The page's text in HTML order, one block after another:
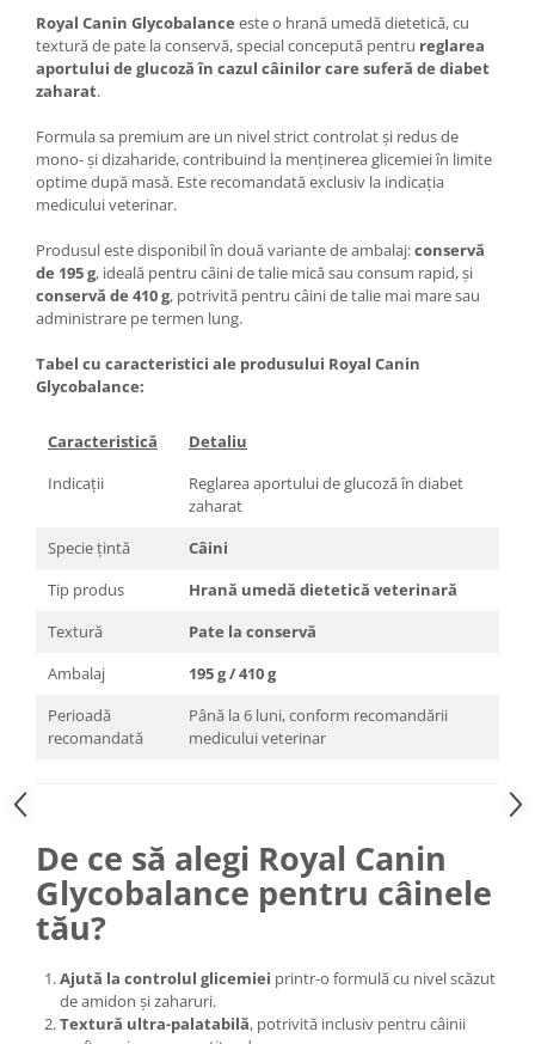
Royal Canin Glycobalance este o hrană umedă dietetică, cu
textură de pate la conservă, special concepută pentru reglarea
aportului de glucoză în cazul câinilor care suferă de diabet
zaharat.
Formula sa premium are un nivel strict controlat și redus de
mono- și dizaharide, contribuind la menținerea glicemiei în limite
optime după masă. Este recomandată exclusiv la indicația
medicului veterinar.
Produsul este disponibil în două variante de ambalaj:conservă
de 195 g, ideală pentru câini de talie mică sau consum rapid, și
conservă de 410 g, potrivită pentru câini de talie mai mare sau
administrare pe termen lung.
Tabel cu caracteristici ale produsului Royal Canin
Glycobalance:
Caracteristică
Detaliu
Indicații
Reglarea aportului de glucoză în diabet
zaharat
Specie țintă
Câini
Tip produs
Hrană umedă dietetică veterinară
Textură
Pate la conservă
Ambalaj
195 g / 410 g
Perioadă
recomandată
Până la 6 luni, conform recomandării
medicului veterinar
De ce să alegi Royal Canin
Glycobalance pentru câinele
tău?
Ajută la controlul glicemiei printr-o formulă cu nivel scăzut
de amidon și zaharuri.
Textură ultra-palatabilă, potrivită inclusiv pentru câinii